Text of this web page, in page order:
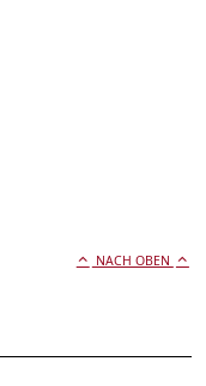
NACH OBEN